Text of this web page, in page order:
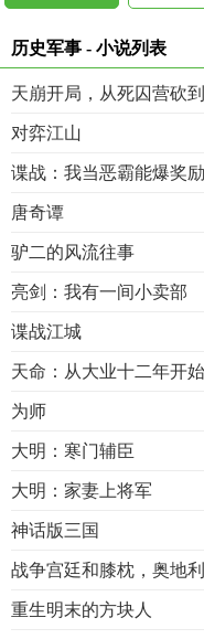
历史军事 - 小说列表
天崩开局，从死囚营砍
对弈江山
谍战：我当恶霸能爆奖励
唐奇谭
驴二的风流往事
亮剑：我有一间小卖部
谍战江城
天命：从大业十二年开始
为师
大明：寒门辅臣
大明：家妻上将军
神话版三国
战争宫廷和膝枕，奥地
重生明末的方块人